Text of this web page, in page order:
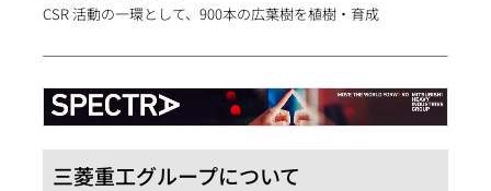
CSR 活動の一環として、900本の広葉樹を植樹・育成
三菱重工グループについて